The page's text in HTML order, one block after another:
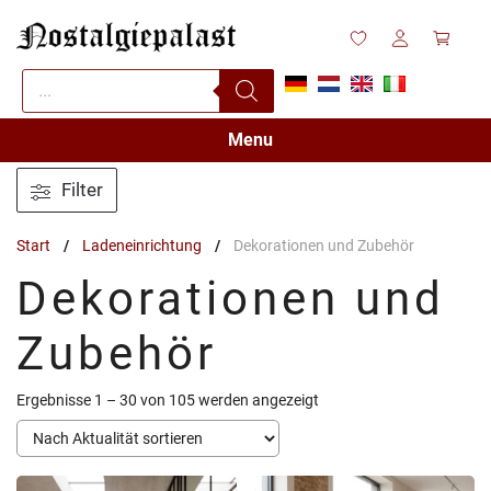
Inhalt
springen
Products
search
Menu
Start / Ladeneinrichtung / Dekorationen und Zubehör
Dekorationen und
Zubehör
Ergebnisse 1 – 30 von 105 werden angezeigt
Filter